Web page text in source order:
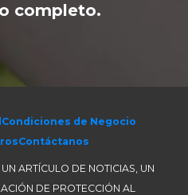
completo.
Condiciones de Negocio
Contáctanos
ARTÍCULO DE NOTICIAS, UN
DE PROTECCIÓN AL